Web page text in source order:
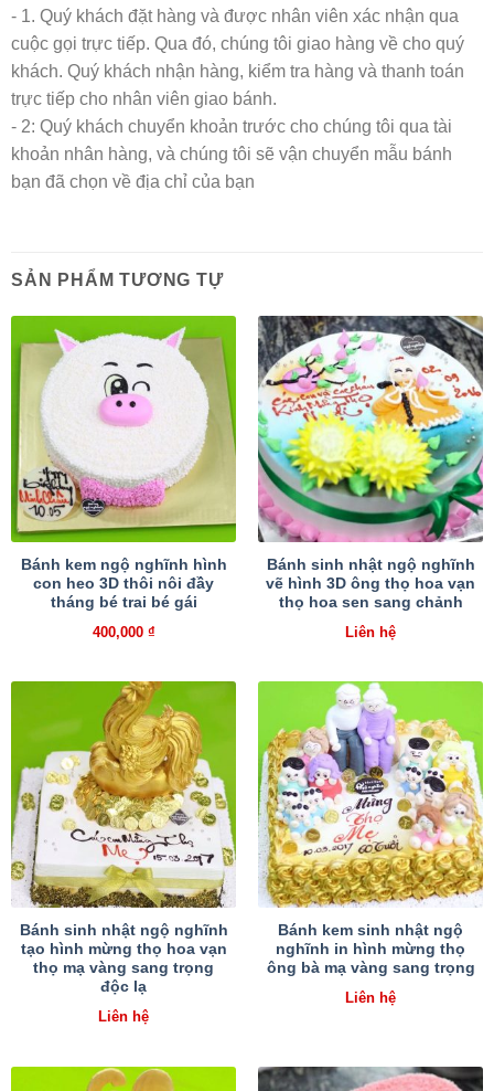
- 1. Quý khách đặt hàng và được nhân viên xác nhận qua
cuộc gọi trực tiếp. Qua đó, chúng tôi giao hàng về cho quý
khách. Quý khách nhận hàng, kiểm tra hàng và thanh toán
trực tiếp cho nhân viên giao bánh.
- 2: Quý khách chuyển khoản trước cho chúng tôi qua tài
khoản nhân hàng, và chúng tôi sẽ vận chuyển mẫu bánh
bạn đã chọn về địa chỉ của bạn
SẢN PHẨM TƯƠNG TỰ
Bánh kem ngộ nghĩnh hình
con heo 3D thôi nôi đầy
tháng bé trai bé gái
400,000 ₫
Bánh sinh nhật ngộ nghĩnh
vẽ hình 3D ông thọ hoa vạn
thọ hoa sen sang chảnh
Liên hệ
Bánh sinh nhật ngộ nghĩnh
tạo hình mừng thọ hoa vạn
thọ mạ vàng sang trọng
độc lạ
Liên hệ
Bánh kem sinh nhật ngộ
nghĩnh in hình mừng thọ
ông bà mạ vàng sang trọng
Liên hệ